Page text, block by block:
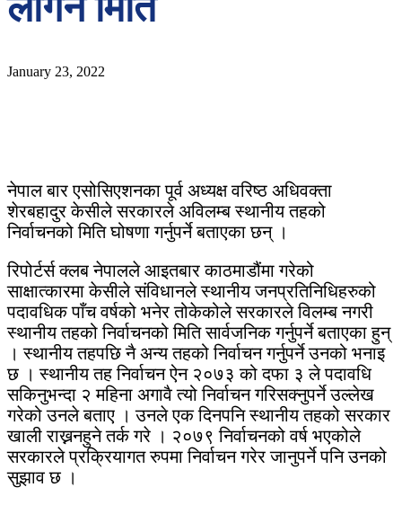
January 23, 2022
नेपाल बार एसोसिएशनका पूर्व अध्यक्ष वरिष्ठ अधिवक्ता
शेरबहादुर केसीले सरकारले अविलम्ब स्थानीय तहको
निर्वाचनको मिति घोषणा गर्नुपर्ने बताएका छन् ।
रिपोर्टर्स क्लब नेपालले आइतबार काठमाडौंमा गरेको
साक्षात्कारमा केसीले संविधानले स्थानीय जनप्रतिनिधिहरुको
पदावधिक पाँच वर्षको भनेर तोकेकोले सरकारले विलम्ब नगरी
स्थानीय तहको निर्वाचनको मिति सार्वजनिक गर्नुपर्ने बताएका हुन्
। स्थानीय तहपछि नै अन्य तहको निर्वाचन गर्नुपर्ने उनको भनाइ
छ । स्थानीय तह निर्वाचन ऐन २०७३ को दफा ३ ले पदावधि
सकिनुभन्दा २ महिना अगावै त्यो निर्वाचन गरिसक्नुपर्ने उल्लेख
गरेको उनले बताए । उनले एक दिनपनि स्थानीय तहको सरकार
खाली राख्ननहुने तर्क गरे । २०७९ निर्वाचनको वर्ष भएकोले
सरकारले प्रक्रियागत रुपमा निर्वाचन गरेर जानुपर्ने पनि उनको
सुझाव छ ।